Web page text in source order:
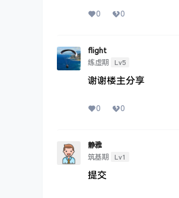
0 0
flight
练虚期
Lv5
谢谢楼主分享
0 0
静雅
筑基期
Lv1
提交